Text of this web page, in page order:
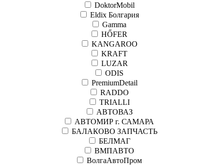
DoktorMobil
Eldix Болгария
Gamma
HŐFER
KANGAROO
KRAFT
LUZAR
ODIS
PremiumDetail
RADDO
TRIALLI
АВТОВАЗ
АВТОМИР г. САМАРА
БАЛАКОВО ЗАПЧАСТЬ
БЕЛМАГ
ВМПАВТО
ВолгаАвтоПром